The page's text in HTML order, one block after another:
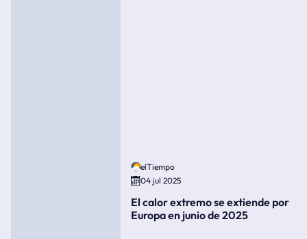
elTiempo
04 jul 2025
El calor extremo se extiende por
Europa en junio de 2025